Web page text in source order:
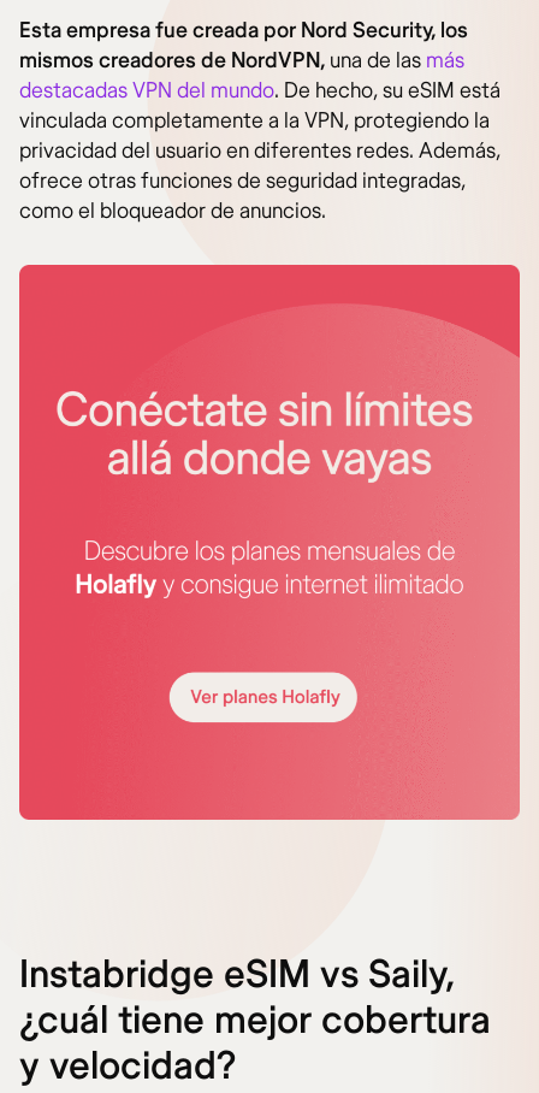
Esta empresa fue creada por Nord Security, los
mismos creadores de NordVPN, una de las más
destacadas VPN del mundo. De hecho, su eSIM está
vinculada completamente a la VPN, protegiendo la
privacidad del usuario en diferentes redes. Además,
ofrece otras funciones de seguridad integradas,
como el bloqueador de anuncios.
Instabridge eSIM vs Saily,
¿cuál tiene mejor cobertura
y velocidad?